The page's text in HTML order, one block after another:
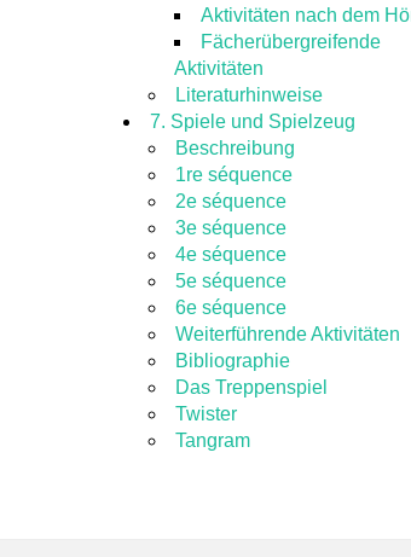
Aktivitäten nach dem
Fächerübergreifende
Aktivitäten
Literaturhinweise
7. Spiele und Spielzeug
Beschreibung
1re séquence
2e séquence
3e séquence
4e séquence
5e séquence
6e séquence
Weiterführende Aktivitäten
Bibliographie
Das Treppenspiel
Twister
Tangram